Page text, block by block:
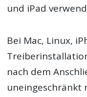
und iPad
Bei Mac, Linux,
nach dem
uneingeschränkt